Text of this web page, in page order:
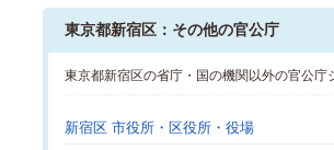
東京都新宿区：その他の官公庁
東京都新宿区の省庁・国の機関以外の官公
新宿区 市役所・区役所・役場